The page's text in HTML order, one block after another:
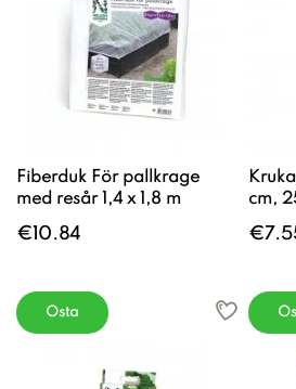
Fiberduk För pallkrage
med resår 1,4 x 1,8 m
€10.84
Osta
cm,